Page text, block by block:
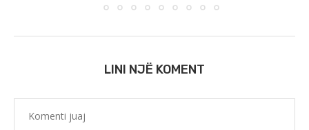
LINI NJË KOMENT